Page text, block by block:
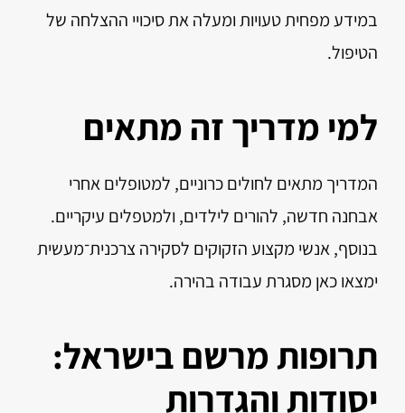
במידע מפחית טעויות ומעלה את סיכויי ההצלחה של
הטיפול.
למי מדריך זה מתאים
המדריך מתאים לחולים כרוניים, למטופלים אחרי
אבחנה חדשה, להורים לילדים, ולמטפלים עיקריים.
בנוסף, אנשי מקצוע הזקוקים לסקירה צרכנית־מעשית
ימצאו כאן מסגרת עבודה בהירה.
תרופות מרשם בישראל:
יסודות והגדרות